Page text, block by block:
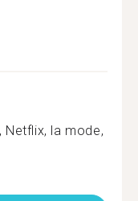
Netflix, la mode,